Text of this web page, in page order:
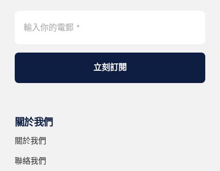
立刻訂閱
關於我們
關於我們
聯絡我們